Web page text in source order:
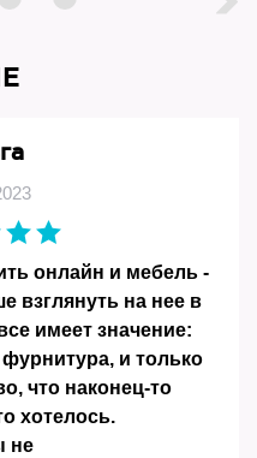
онлайн и мебель -
взглянуть на нее в
имеет значение:
фурнитура, и только
что наконец-то
хотелось.
не